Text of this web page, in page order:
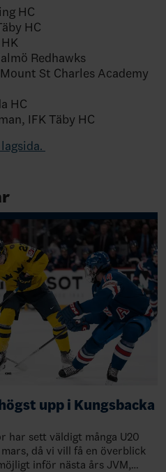
HC
HC
Redhawks
St Charles Academy
HC
IFK Täby HC
upp i Kungsbacka
har sett väldigt många U20
då vi vill få en överblick
inför nästa års JVM,